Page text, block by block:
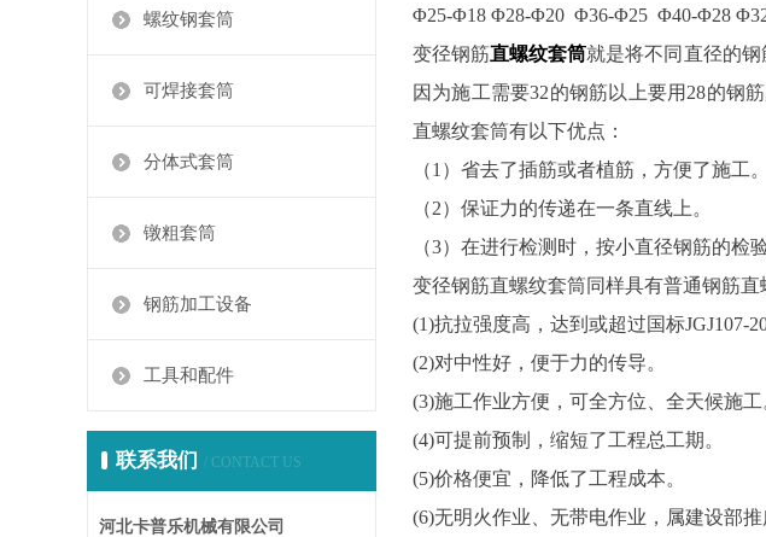
螺纹钢套筒
可焊接套筒
分体式套筒
镦粗套筒
钢筋加工设备
工具和配件
联系我们 / CONTACT US
河北卡普乐机械有限公司
Φ25-Φ18 Φ28-Φ20 Φ36-Φ25 Φ40-Φ28
变径钢筋直螺纹套筒就是将不同直径的
因为施工需要32的钢筋以上要用28的钢
直螺纹套筒有以下优点：
（1）省去了插筋或者植筋，方便了施工。
（2）保证力的传递在一条直线上。
（3）在进行检测时，按小直径钢筋的检
变径钢筋直螺纹套筒同样具有普通钢筋直
(1)抗拉强度高，达到或超过国标JGJ107-
(2)对中性好，便于力的传导。
(3)施工作业方便，可全方位、全天候施工
(4)可提前预制，缩短了工程总工期。
(5)价格便宜，降低了工程成本。
(6)无明火作业、无带电作业，属建设部推